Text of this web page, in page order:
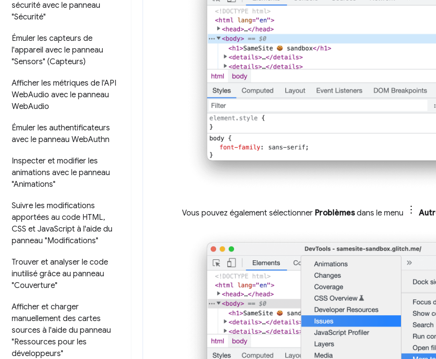
sécurité avec le panneau
"Sécurité"
Émuler les capteurs de
l'appareil avec le panneau
"Sensors" (Capteurs)
Afficher les métriques de l'API
WebAudio avec le panneau
WebAudio
Émuler les authentificateurs
avec le panneau WebAuthn
Inspecter et modifier les
animations avec le panneau
"Animations"
Suivre les modifications
apportées au code HTML,
CSS et JavaScript à l'aide du
panneau "Modifications"
Trouver et analyser le code
inutilisé grâce au panneau
"Couverture"
Afficher et charger
manuellement des cartes
sources à l'aide du panneau
"Ressources pour les
développeurs"
Vous pouvez également sélectionner Problèmesdans le menu